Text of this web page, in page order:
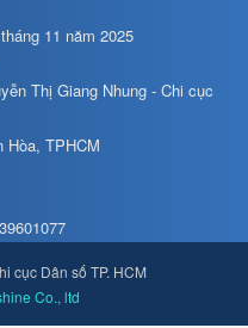
11 năm 2025
Thị Giang Nhung - Chi cục
Hòa, TPHCM
cục Dân số TP. HCM
Co., ltd